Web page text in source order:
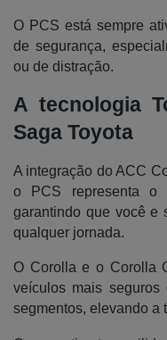
O PCS está sempre
de segurança,
ou de distração.
A tecnologia
Saga Toyota
A integração do ACC
o PCS representa o
garantindo que você e
qualquer jornada.
O Corolla e o Corolla
veículos mais seguros
segmentos, elevando a